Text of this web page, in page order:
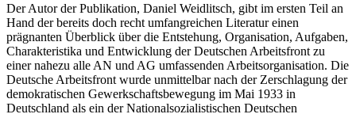
Der Autor der Publikation, Daniel Weidlitsch, gibt im ersten Teil an
Hand der bereits doch recht umfangreichen Literatur einen
prägnanten Überblick über die Entstehung, Organisation, Aufgaben,
Charakteristika und Entwicklung der Deutschen Arbeitsfront zu
einer nahezu alle AN und AG umfassenden Arbeitsorganisation. Die
Deutsche Arbeitsfront wurde unmittelbar nach der Zerschlagung der
demokratischen Gewerkschaftsbewegung im Mai 1933 in
Deutschland als ein der Nationalsozialistischen Deutschen